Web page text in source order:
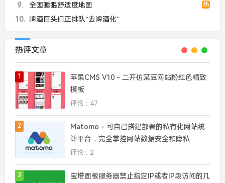
9
热
全国睡眠舒适度地图
10
啤酒巨头们正排队“去啤酒化”
热评文章
1
苹果CMS V10 - 二开仿某豆网站粉红色精致
模板
评论：47
2
Matomo - 可自己搭建部署的私有化网站统
计平台，完全掌控网站数据安全和隐私
评论：2
3
宝塔面板服务器禁止指定IP或者IP段访问的几